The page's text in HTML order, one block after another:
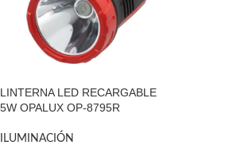
LINTERNA LED RECARGABLE
5W OPALUX OP-8795R
ILUMINACIÓN